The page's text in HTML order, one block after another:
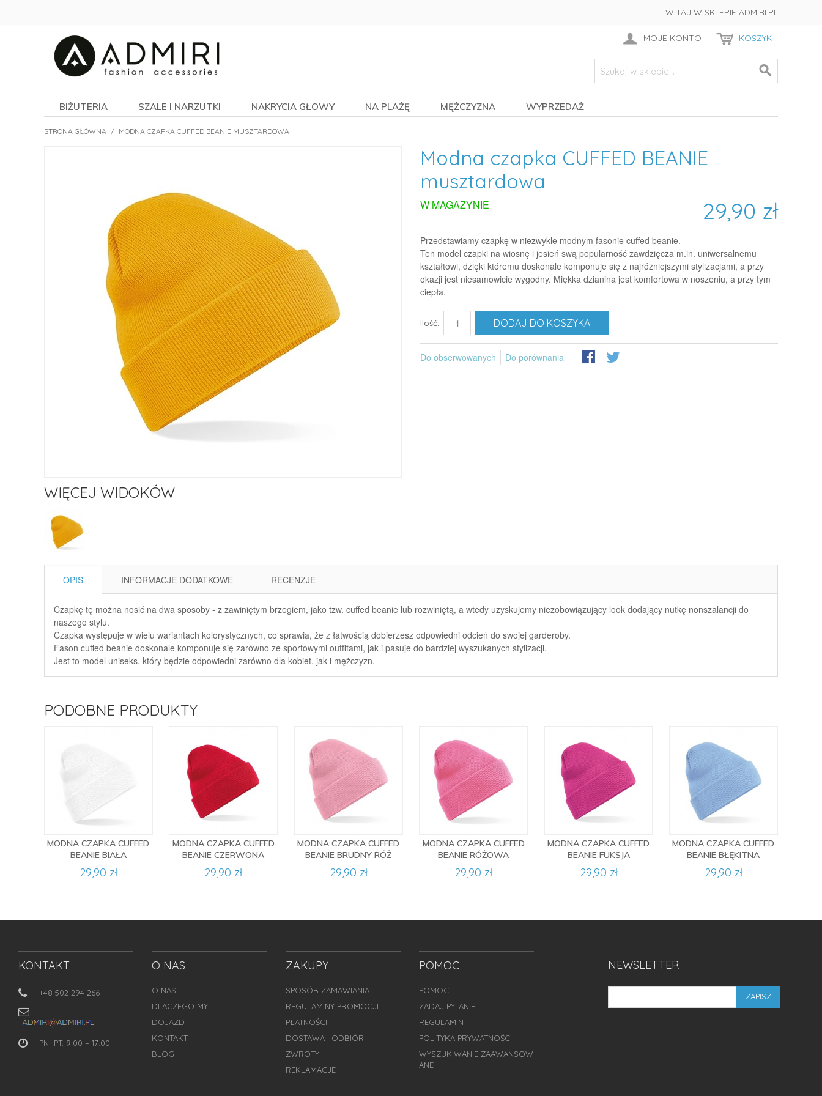
WITAJ W SKLEPIE ADMIRI.PL
MOJE KONTO KOSZYK
BIŻUTERIA SZALE I NARZUTKI NAKRYCIA GŁOWY NA PLAŻĘ MĘŻCZYZNA WYPRZEDAŻ
STRONA GŁÓWNA / MODNA CZAPKA CUFFED BEANIE MUSZTARDOWA
WIĘCEJ WIDOKÓW
Modna czapka CUFFED BEANIE
musztardowa
29,90 zł
W MAGAZYNIE
Przedstawiamy czapkę w niezwykle modnym fasonie cuffed beanie.
Ten model czapki na wiosnę i jesień swą popularność zawdzięcza m.in. uniwersalnemu
kształtowi, dzięki któremu doskonale komponuje się z najróżniejszymi stylizacjami, a przy
okazji jest niesamowicie wygodny. Miękka dzianina jest komfortowa w noszeniu, a przy tym
ciepła.
Ilość: DODAJ DO KOSZYKA
Do obserwowanych Do porównania
OPIS INFORMACJE DODATKOWE RECENZJE
Czapkę tę można nosić na dwa sposoby - z zawiniętym brzegiem, jako tzw. cuffed beanie lub rozwiniętą, a wtedy uzyskujemy niezobowiązujący look dodający nutkę nonszalancji do
naszego stylu.
Czapka występuje w wielu wariantach kolorystycznych, co sprawia, że z łatwością dobierzesz odpowiedni odcień do swojej garderoby.
Fason cuffed beanie doskonale komponuje się zarówno ze sportowymi outfitami, jak i pasuje do bardziej wyszukanych stylizacji.
Jest to model uniseks, który będzie odpowiedni zarówno dla kobiet, jak i mężczyzn.
PODOBNE PRODUKTY
MODNA CZAPKA CUFFED
BEANIE BIAŁA
29,90 zł
MODNA CZAPKA CUFFED
BEANIE CZERWONA
29,90 zł
MODNA CZAPKA CUFFED
BEANIE BRUDNY RÓŻ
29,90 zł
MODNA CZAPKA CUFFED
BEANIE RÓŻOWA
29,90 zł
MODNA CZAPKA CUFFED
BEANIE FUKSJA
29,90 zł
MODNA CZAPKA CUFFED
BEANIE BŁĘKITNA
29,90 zł
NEWSLETTER
ZAPISZ
KONTAKT
+48 502 294 266
PN.-PT. 9:00 – 17:00
O NAS
O NAS
DLACZEGO MY
DOJAZD
KONTAKT
BLOG
ZAKUPY
SPOSÓB ZAMAWIANIA
REGULAMINY PROMOCJI
PŁATNOŚCI
DOSTAWA I ODBIÓR
ZWROTY
REKLAMACJE
POMOC
POMOC
ZADAJ PYTANIE
REGULAMIN
POLITYKA PRYWATNOŚCI
WYSZUKIWANIE ZAAWANSOW
ANE